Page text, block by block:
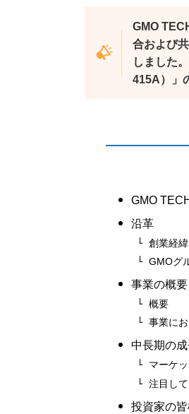
GMO
合および
しました
415A）」
GMO
沿革
創業経緯
GMOグ
事業の概
概要
事業に
中長期の
マーケ
注目し
投資家の